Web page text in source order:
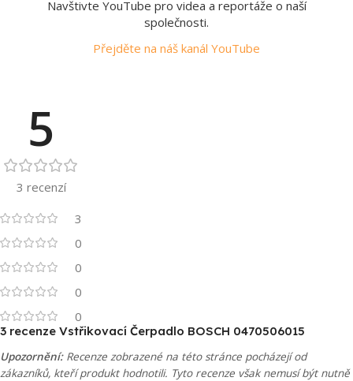
Navštivte YouTube pro videa a reportáže o naší
společnosti.
Přejděte na náš kanál YouTube
5
3 recenzí
3
0
0
0
0
3 recenze Vstřikovací Čerpadlo BOSCH 0470506015
Upozornění:Recenze zobrazené na této stránce pocházejí od
zákazníků, kteří produkt hodnotili. Tyto recenze však nemusí být nutně